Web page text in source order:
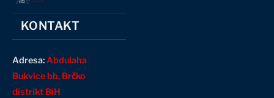
KONTAKT
Adresa:Abdulaha
Bukvice bb, Brčko
distrikt BiH